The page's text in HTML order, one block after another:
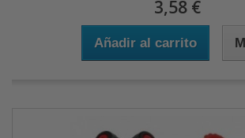
3,58 €
Añadir al carrito